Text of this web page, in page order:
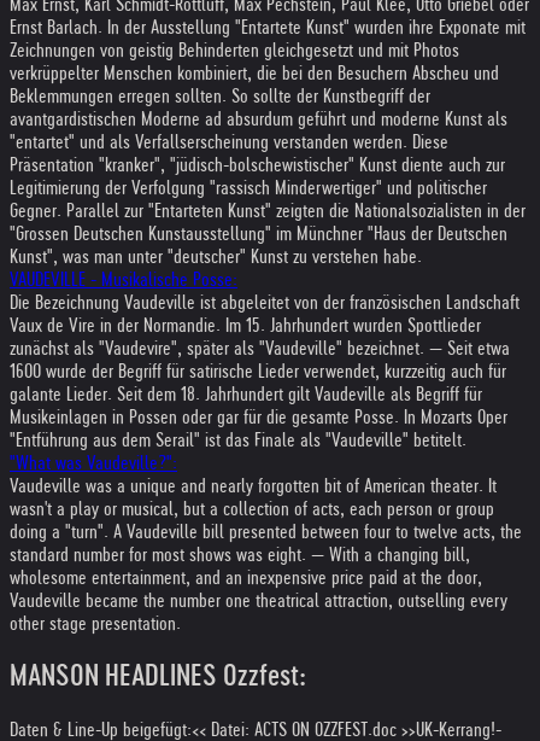
Max Ernst, Karl Schmidt-Rottluff, Max Pechstein, Paul Klee, Otto Griebel oder
Ernst Barlach. In der Ausstellung "Entartete Kunst" wurden ihre Exponate mit
Zeichnungen von geistig Behinderten gleichgesetzt und mit Photos
verkrüppelter Menschen kombiniert, die bei den Besuchern Abscheu und
Beklemmungen erregen sollten. So sollte der Kunstbegriff der
avantgardistischen Moderne ad absurdum geführt und moderne Kunst als
"entartet" und als Verfallserscheinung verstanden werden. Diese
Präsentation "kranker", "jüdisch-bolschewistischer" Kunst diente auch zur
Legitimierung der Verfolgung "rassisch Minderwertiger" und politischer
Gegner. Parallel zur "Entarteten Kunst" zeigten die Nationalsozialisten in der
"Grossen Deutschen Kunstausstellung" im Münchner "Haus der Deutschen
Kunst", was man unter "deutscher" Kunst zu verstehen habe.
VAUDEVILLE - Musikalische Posse:
Die Bezeichnung Vaudeville ist abgeleitet von der französischen Landschaft
Vaux de Vire in der Normandie. Im 15. Jahrhundert wurden Spottlieder
zunächst als "Vaudevire", später als "Vaudeville" bezeichnet. — Seit etwa
1600 wurde der Begriff für satirische Lieder verwendet, kurzzeitig auch für
galante Lieder. Seit dem 18. Jahrhundert gilt Vaudeville als Begriff für
Musikeinlagen in Possen oder gar für die gesamte Posse. In Mozarts Oper
"Entführung aus dem Serail" ist das Finale als "Vaudeville" betitelt.
"What was Vaudeville?":
Vaudeville was a unique and nearly forgotten bit of American theater. It
wasn't a play or musical, but a collection of acts, each person or group
doing a "turn". A Vaudeville bill presented between four to twelve acts, the
standard number for most shows was eight. — With a changing bill,
wholesome entertainment, and an inexpensive price paid at the door,
Vaudeville became the number one theatrical attraction, outselling every
other stage presentation.
MANSON HEADLINES Ozzfest:
Daten & Line-Up beigefügt:<< Datei: ACTS ON OZZFEST.doc >>UK-Kerrang!-